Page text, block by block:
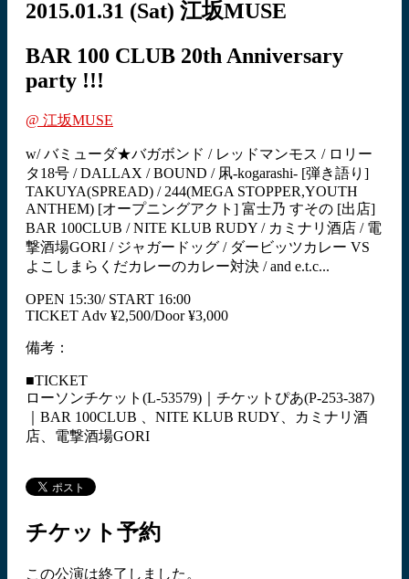
2015.01.31 (Sat) 江坂MUSE
BAR 100 CLUB 20th Anniversary
party !!!
@ 江坂MUSE
w/ バミューダ★バガボンド / レッドマンモス / ロリー
タ18号 / DALLAX / BOUND / 凩-kogarashi- [弾き語り]
TAKUYA(SPREAD) / 244(MEGA STOPPER,YOUTH
ANTHEM) [オープニングアクト] 富士乃 すその [出店]
BAR 100CLUB / NITE KLUB RUDY / カミナリ酒店 / 電
撃酒場GORI / ジャガードッグ / ダービッツカレー VS
よこしまらくだカレーのカレー対決 / and e.t.c...
OPEN 15:30/ START 16:00
TICKET Adv ¥2,500/Door ¥3,000
備考：
■TICKET
ローソンチケット(L-53579)｜チケットぴあ(P-253-387)
｜BAR 100CLUB 、NITE KLUB RUDY、カミナリ酒
店、電撃酒場GORI
チケット予約
この公演は終了しました。